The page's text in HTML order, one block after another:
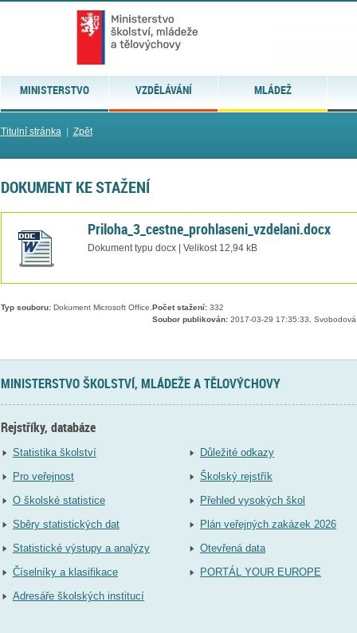
MINISTERSTVO VZDĚLÁVÁNÍ MLÁDEŽ
Titulní stránka| Zpět
DOKUMENT KE STAŽENÍ
Priloha_3_cestne_prohlaseni_vzdelani.docx
Dokument typu docx | Velikost 12,94 kB
Typ souboru:Dokument Microsoft Office. Počet stažení:332
Soubor publikován:2017-03-29 17:35:33, Svobodová
MINISTERSTVO ŠKOLSTVÍ, MLÁDEŽE A TĚLOVÝCHOVY
Rejstříky, databáze
Statistika školství
Pro veřejnost
O školské statistice
Sběry statistických dat
Statistické výstupy a analýzy
Číselníky a klasifikace
Adresáře školských institucí
Důležité odkazy
Školský rejstřík
Přehled vysokých škol
Plán veřejných zakázek 2026
Otevřená data
PORTÁL YOUR EUROPE